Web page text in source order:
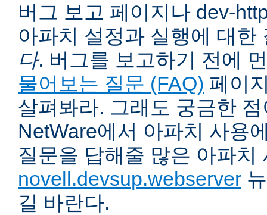
버그 보고 페이지나 dev-
아파치 설정과 실행에 대
다. 버그를 보고하기 전에
물어보는 질문 (FAQ) 페이
살펴봐라. 그래도 궁금한
NetWare에서 아파치 사용
질문을 답해줄 많은 아파치
novell.devsup.webserver
길 바란다.